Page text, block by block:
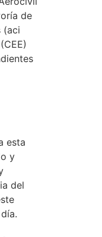
de
(aci
esta
y
del